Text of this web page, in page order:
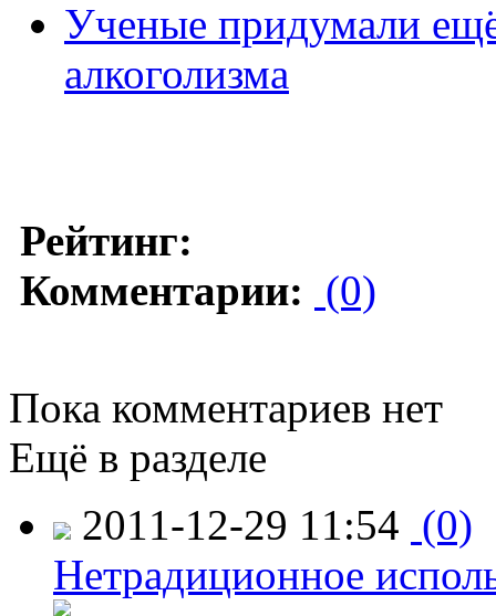
Ученые придумали
алкоголизма
Рейтинг:
Комментарии: (0)
Пока комментариев нет
Ещё в разделе
2011-12-29 11:54 (0)
Нетрадиционное